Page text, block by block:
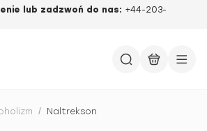
lub zadzwoń do nas: +44-203-
/ Naltrekson